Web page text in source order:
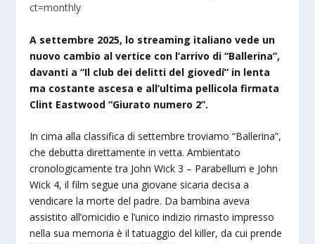
ct=monthly
A settembre 2025, lo streaming italiano vede un
nuovo cambio al vertice con l’arrivo di “Ballerina”,
davanti a “Il club dei delitti del giovedí” in lenta
ma costante ascesa e all’ultima pellicola firmata
Clint Eastwood “Giurato numero 2”.
In cima alla classifica di settembre troviamo “Ballerina”,
che debutta direttamente in vetta. Ambientato
cronologicamente tra John Wick 3 – Parabellum e John
Wick 4, il film segue una giovane sicaria decisa a
vendicare la morte del padre. Da bambina aveva
assistito all’omicidio e l’unico indizio rimasto impresso
nella sua memoria è il tatuaggio del killer, da cui prende